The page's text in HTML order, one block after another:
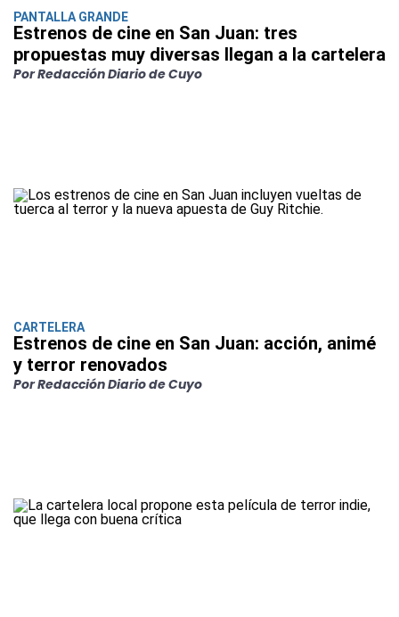
PANTALLA GRANDE
Estrenos de cine en San Juan: tres
propuestas muy diversas llegan a la cartelera
Por Redacción Diario de Cuyo
CARTELERA
Estrenos de cine en San Juan: acción, animé
y terror renovados
Por Redacción Diario de Cuyo